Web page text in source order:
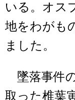
いる。オス
地をわがも
ました。
墜落事件
取った椎葉